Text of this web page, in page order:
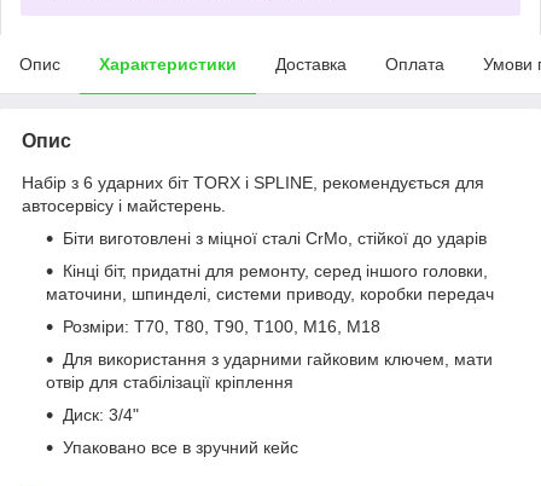
Опис Характеристики Доставка Оплата Умови
Опис
Набір з 6 ударних біт TORX і SPLINE, рекомендується для
автосервісу і майстерень.
Біти виготовлені з міцної сталі CrMo, стійкої до ударів
Кінці біт, придатні для ремонту, серед іншого головки,
маточини, шпинделі, системи приводу, коробки передач
Розміри: T70, T80, T90, T100, M16, M18
Для використання з ударними гайковим ключем, мати
отвір для стабілізації кріплення
Диск: 3/4"
Упаковано все в зручний кейс